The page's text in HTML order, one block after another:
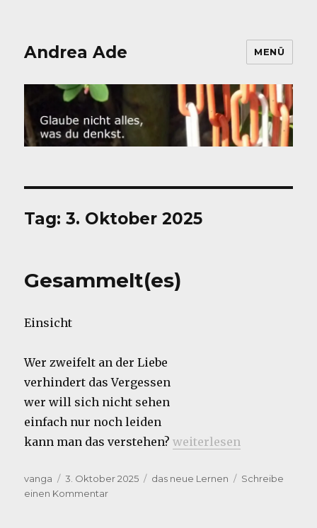
Andrea Ade MENÜ
Tag:3. Oktober 2025
Gesammelt(es)
Einsicht
Wer zweifelt an der Liebe
verhindert das Vergessen
wer will sich nicht sehen
einfach nur noch leiden
kann man das verstehen?„Gesammelt(es)“
weiterlesen
Autor
vanga
Veröffentlicht
am
3. Oktober 2025 Kategorien
das neue Lernen
Schreibe
einen Kommentarzu